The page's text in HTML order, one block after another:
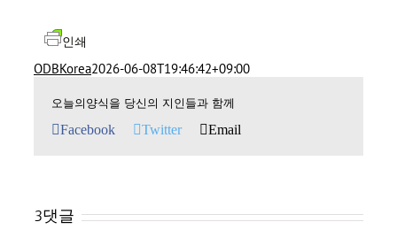
인쇄
ODBKorea2026-06-08T19:46:42+09:00
오늘의양식을 당신의 지인들과 함께
Facebook Twitter Email
3댓글